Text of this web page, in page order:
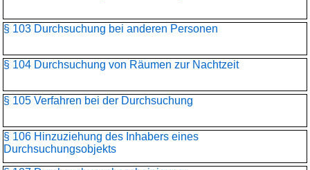
§ 103 Durchsuchung bei anderen Personen
§ 104 Durchsuchung von Räumen zur Nachtzeit
§ 105 Verfahren bei der Durchsuchung
§ 106 Hinzuziehung des Inhabers eines
Durchsuchungsobjekts